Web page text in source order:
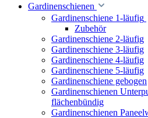
Gardinenschienen
Gardinenschiene 1-läufig
Zubehör
Gardinenschiene 2-läufig
Gardinenschiene 3-läufig
Gardinenschiene 4-läufig
Gardinenschiene 5-läufig
Gardinenschiene gebogen
Gardinenschienen
flächenbündig
Gardinenschienen